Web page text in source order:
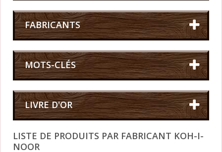
FABRICANTS
MOTS-CLÉS
LIVRE D'OR
LISTE DE PRODUITS PAR FABRICANT KOH-I-
NOOR